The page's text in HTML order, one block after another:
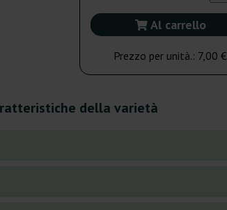
Al carrello
Prezzo per unità.: 7,00 €
della varietà